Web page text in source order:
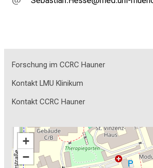
Forschung im CCRC Hauner
Kontakt LMU Klinikum
Kontakt CCRC Hauner
+
−